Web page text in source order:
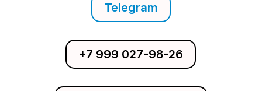
Telegram
+7 999 027-98-26